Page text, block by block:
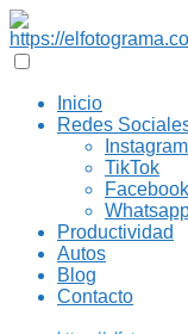
Inicio
Redes
Instagram
TikTok
Facebook
Productividad
Autos
Blog
Contacto